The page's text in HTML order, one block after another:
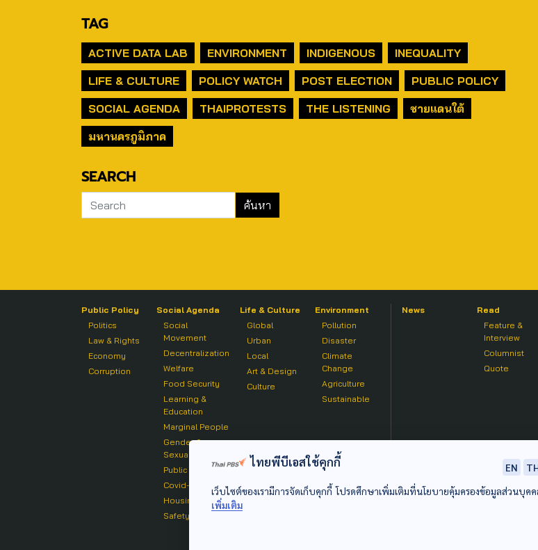
TAG
ACTIVE DATA LAB ENVIRONMENT INDIGENOUS
INEQUALITY
LIFE & CULTURE
POLICY WATCH POST ELECTION
PUBLIC POLICY
SOCIAL AGENDA
THAIPROTESTS THE LISTENING
ชายแดนใต้
มหานครภูมิภาค
SEARCH
Public Policy
Politics
Law & Rights
Economy
Corruption
Social Agenda
Social
Movement
Decentralization
Welfare
Food Security
Learning &
Education
Marginal People
Gender &
Sexuality
Public Health
Covid-19
Housing
Safety
Life & Culture
Global
Urban
Local
Art & Design
Culture
Environment
Pollution
Disaster
Climate
Change
Agriculture
Sustainable
News
Read
Feature &
Interview
Columnist
Quote
ไทยพีบีเอสใช้คุกกี้ EN
เว็บไซต์ของเรามีการจัดเก็บคุกกี้ โปรดศึกษาเพิ่มเติมที่นโยบายคุ้มครองข้อมูลส่วนบุค
เพิ่มเติม